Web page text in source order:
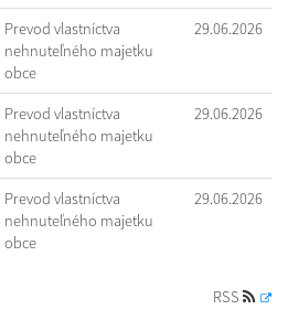
Prevod vlastníctva
nehnuteľného majetku
obce
29.06.2026
Prevod vlastníctva
nehnuteľného majetku
obce
29.06.2026
Prevod vlastníctva
nehnuteľného majetku
obce
29.06.2026
RSS